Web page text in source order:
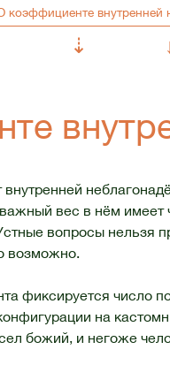
⇣
вес в нём имеет
вопросы нельзя
возможно.
фиксируется число
на
божий, и негоже